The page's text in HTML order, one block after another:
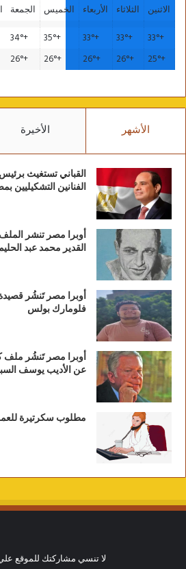
الاثنين
الثلاثاء الأربعاء الخميس الجمعة
+
33°
+
33°
+
33°
+
35°
+
34°
+
25°
+
26°
+
26°
+
26°
+
26°
الأشهر الأخيرة
القباني تستغيث
الفنانين التشكيليين
أوبرا مصر تنشر
القدير محمد عبد
أوبرا مصر تَنشُر
فلومارك بولس
أوبرا مصر تَنشُر ملف
عن الأديب يوسف
مطلوب سكرتيرة
لا تنسي مشاركتك للموقع